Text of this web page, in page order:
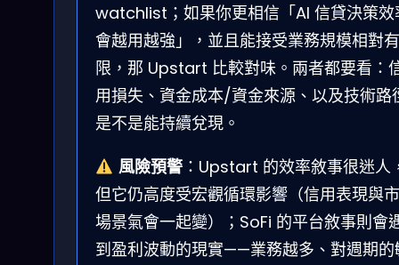
watchlist；如果你更相信「AI 信貸決策效
會越用越強」，並且能接受業務規模相對有
限，那 Upstart 比較對味。兩者都要看：
用損失、資金成本/資金來源、以及技術路
是不是能持續兌現。
風險預警：Upstart 的效率敘事很迷人
但它仍高度受宏觀循環影響（信用表現與市
場景氣會一起變）；SoFi 的平台敘事則會
到盈利波動的現實——業務越多、對週期的